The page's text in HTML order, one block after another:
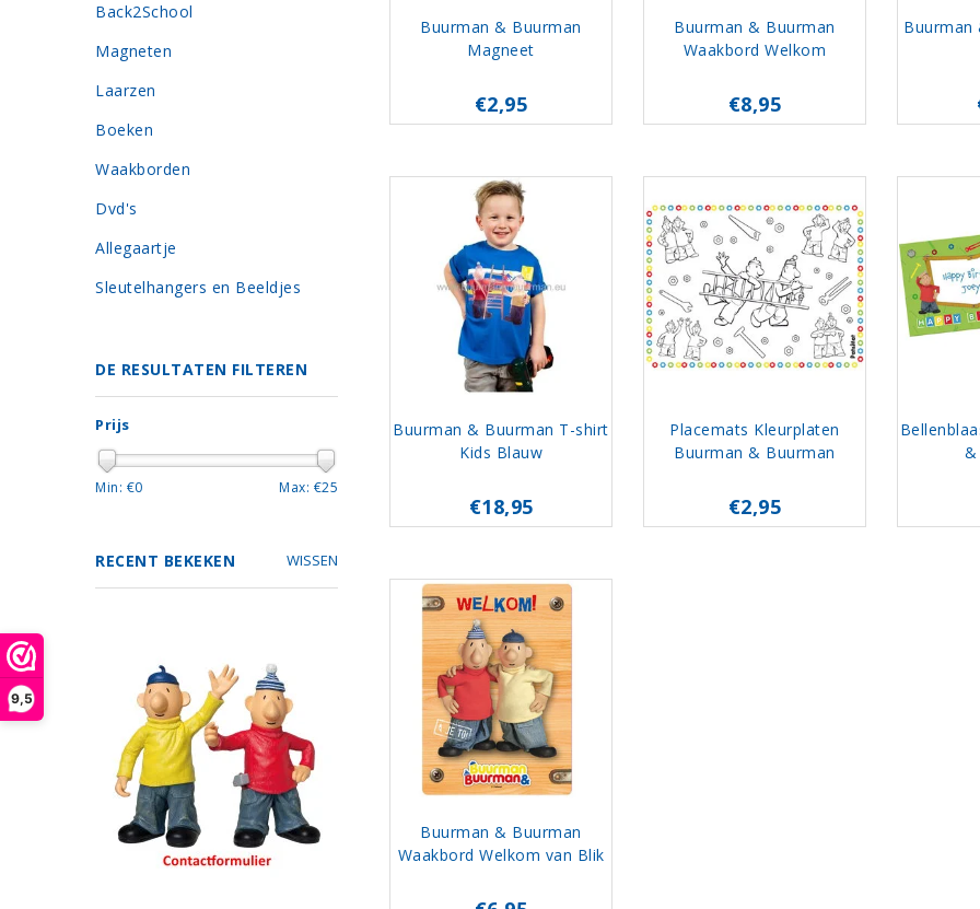
9,5
Buurman & Buurman
Magneet
€2,95
Buurman & Buurman
Waakbord Welkom
€8,95
Buurman
Buurman & Buurman T-shirt
Kids Blauw
€18,95
Placemats Kleurplaten
Buurman & Buurman
€2,95
&
Buurman & Buurman
Waakbord Welkom van Blik
Back2School
Magneten
Laarzen
Boeken
Waakborden
Dvd's
Allegaartje
Sleutelhangers en Beeldjes
DE RESULTATEN FILTEREN
Prijs
Min: €0 Max: €25
RECENT BEKEKEN WISSEN